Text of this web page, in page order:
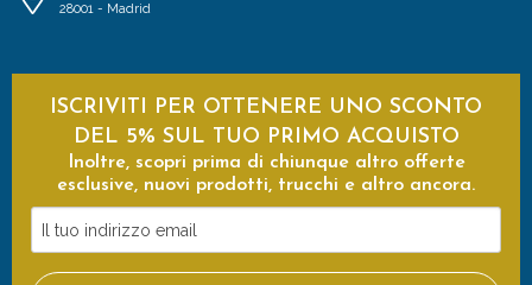
28001 - Madrid
ISCRIVITI PER OTTENERE UNO SCONTO
DEL 5% SUL TUO PRIMO ACQUISTO
Inoltre, scopri prima di chiunque altro offerte
esclusive, nuovi prodotti, trucchi e altro ancora.
tuo
indirizzo